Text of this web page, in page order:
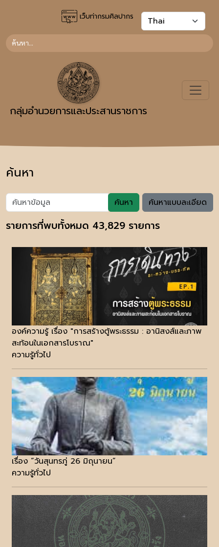
เว็บท่ากรมศิลปากร
กลุ่มอำนวยการและประสานราชการ
ค้นหา
ค้นหา ค้นหาแบบละเอียด
รายการที่พบทั้งหมด 43,829 รายการ
องค์ความรู้ เรื่อง "การสร้างตู้พระธรรม : อานิสงส์และภาพ
สะท้อนในเอกสารโบราณ"
ความรู้ทั่วไป
เรื่อง “วันสุนทรภู่ 26 มิถุนายน”
ความรู้ทั่วไป